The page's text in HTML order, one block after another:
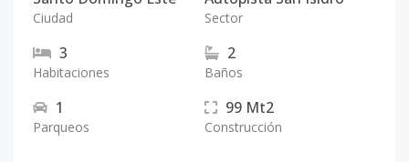
Ciudad Sector
3
Habitaciones
2
Baños
1
Parqueos
99 Mt2
Construcción